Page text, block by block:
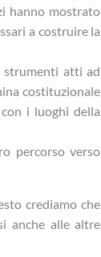
hanno mostrato
a costruire la
atti ad
costituzionale
i luoghi della
percorso verso
crediamo che
anche alle altre